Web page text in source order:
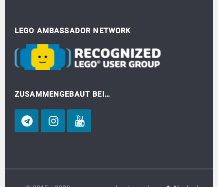
LEGO AMBASSADOR NETWORK
ZUSAMMENGEBAUT BEI…